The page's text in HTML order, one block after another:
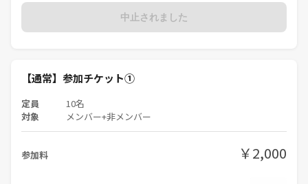
・レジャーシート
・虫除けスプレー（無臭）
【持ち物】
・飲み物（お酒可）
中止されました
【通常】参加チケット①
定員 10名
対象 メンバー+非メンバー
参加料 ￥2,000